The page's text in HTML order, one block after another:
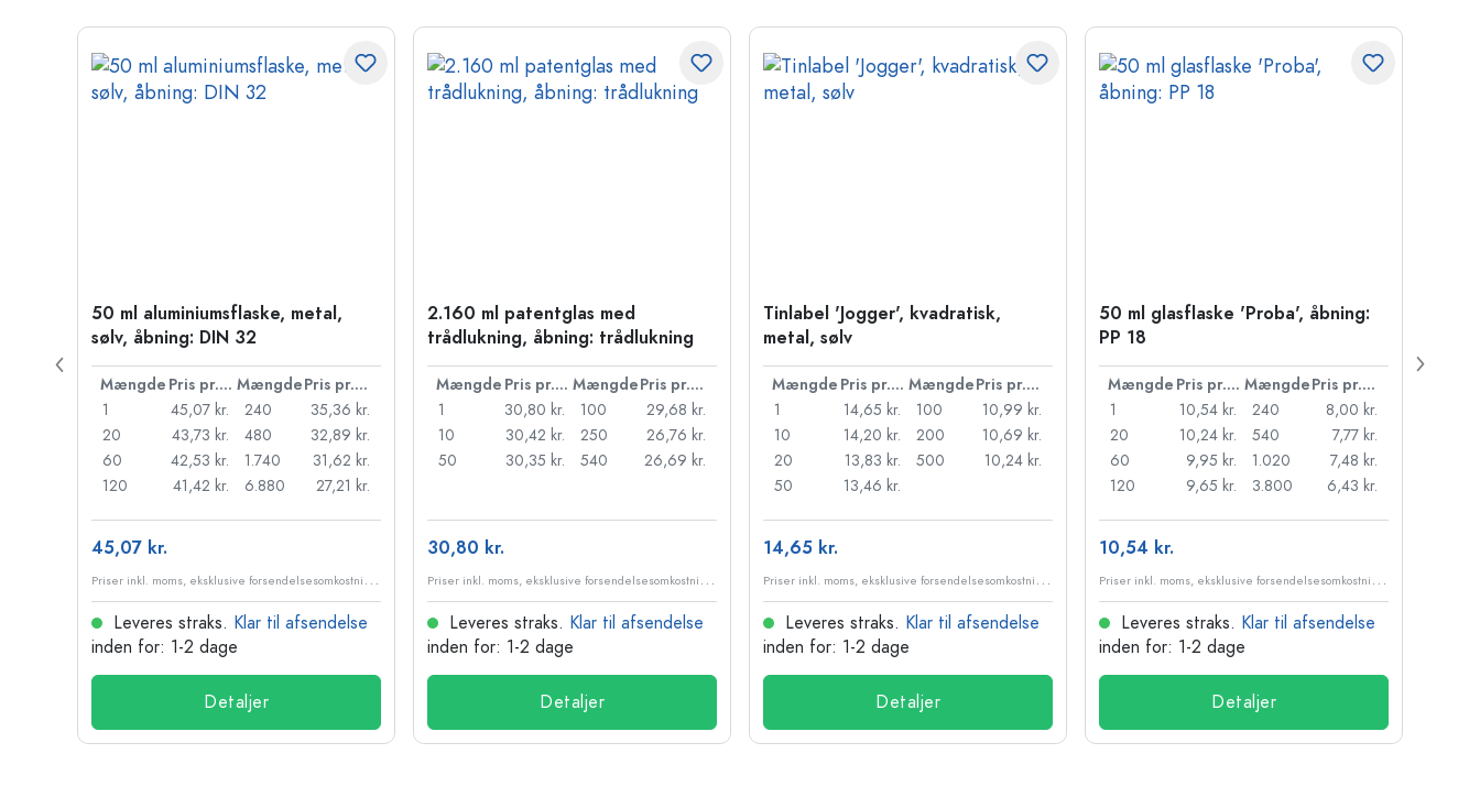
50 ml aluminiumsflaske, metal,
sølv, åbning: DIN 32
Mængde Pris pr. stk. Mængde
Pris pr. stk.
1
45,07 kr.
20
43,73 kr.
60
42,53 kr.
120
41,42 kr.
240
35,36 kr.
480
32,89 kr.
1.740
31,62 kr.
6.880
27,21 kr.
45,07 kr.
P
riser inkl. moms, eksklusive forsendelsesomkostninger
Leveres straks. Klar til afsendelse
inden for: 1-2 dage
Detaljer
2.160 ml patentglas med
trådlukning, åbning: trådlukning
Mængde Pris pr. stk. Mængde
Pris pr. stk.
1
30,80 kr.
10
30,42 kr.
50
30,35 kr.
100
29,68 kr.
250
26,76 kr.
540
26,69 kr.
30,80 kr.
P
riser inkl. moms, eksklusive forsendelsesomkostninger
Leveres straks. Klar til afsendelse
inden for: 1-2 dage
Detaljer
Tinlabel 'Jogger', kvadratisk,
metal, sølv
Mængde Pris pr. stk. Mængde
Pris pr. stk.
1
14,65 kr.
10
14,20 kr.
20
13,83 kr.
50
13,46 kr.
100
10,99 kr.
200
10,69 kr.
500
10,24 kr.
14,65 kr.
P
riser inkl. moms, eksklusive forsendelsesomkostninger
Leveres straks. Klar til afsendelse
inden for: 1-2 dage
Detaljer
50 ml glasflaske 'Proba', åbning:
PP 18
Mængde Pris pr. stk. Mængde
Pris pr. stk.
1
10,54 kr.
20
10,24 kr.
60
9,95 kr.
120
9,65 kr.
240
8,00 kr.
540
7,77 kr.
1.020
7,48 kr.
3.800
6,43 kr.
10,54 kr.
P
riser inkl. moms, eksklusive forsendelsesomkostninger
Leveres straks. Klar til afsendelse
inden for: 1-2 dage
Detaljer